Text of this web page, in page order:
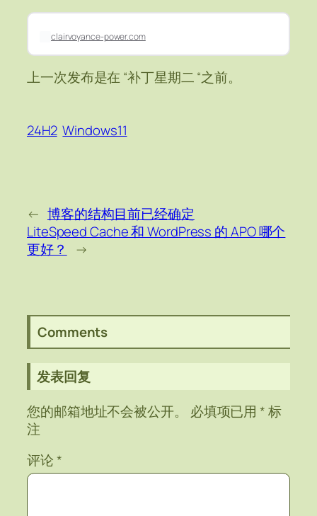
clairvoyance-power.com
上一次发布是在 “补丁星期二 “之前。
24H2 Windows11
← 博客的结构目前已经确定
LiteSpeed Cache 和 WordPress 的 APO 哪个
更好？
→
Comments
发表回复
您的邮箱地址不会被公开。
必填项已用*标
注
评论*